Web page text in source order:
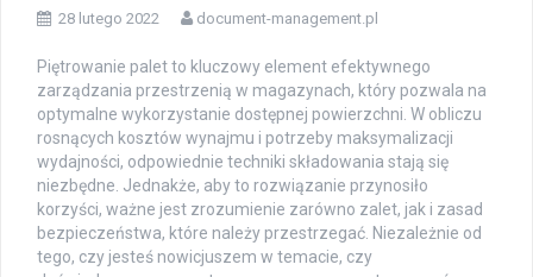
28 lutego 2022 document-management.pl
Piętrowanie palet to kluczowy element efektywnego
zarządzania przestrzenią w magazynach, który pozwala na
optymalne wykorzystanie dostępnej powierzchni. W obliczu
rosnących kosztów wynajmu i potrzeby maksymalizacji
wydajności, odpowiednie techniki składowania stają się
niezbędne. Jednakże, aby to rozwiązanie przynosiło
korzyści, ważne jest zrozumienie zarówno zalet, jak i zasad
bezpieczeństwa, które należy przestrzegać. Niezależnie od
tego, czy jesteś nowicjuszem w temacie, czy